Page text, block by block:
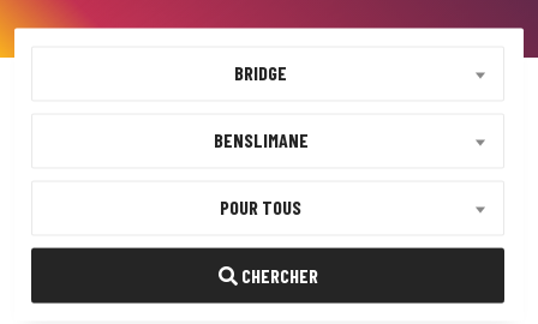
BRIDGE
BENSLIMANE
POUR TOUS
CHERCHER